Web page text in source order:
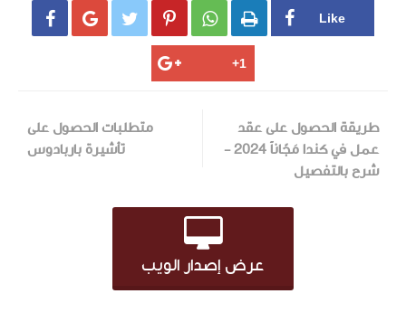
     
طريقة الحصول على عقد
عمل في كندا مَجّاناً 2024 -
شرح بالتفصيل
متطلبات الحصول على
تأشيرة باربادوس
عرض إصدار الويب